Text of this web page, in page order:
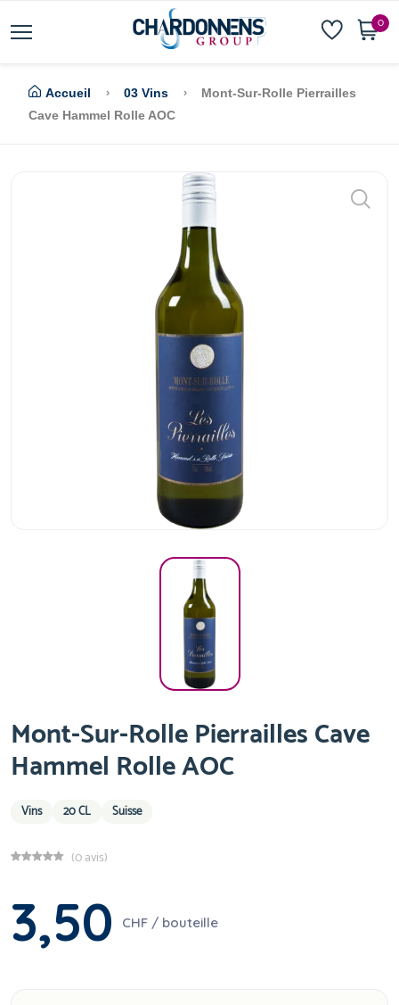
0
Accueil 03 Vins
Mont-Sur-Rolle Pierrailles
Cave Hammel Rolle AOC
Mont-Sur-Rolle Pierrailles Cave
Hammel Rolle AOC
Vins 20 CL Suisse
(0 avis)
3,50 CHF / bouteille